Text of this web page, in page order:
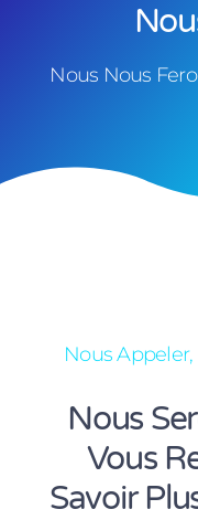
Nous Nous
Nous
Nous
Vous
Savoir